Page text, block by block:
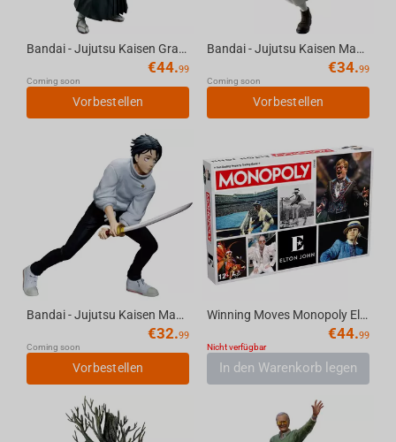
Bandai - Jujutsu Kaisen Grandista- Zenin Naoya Figure
€44.99
Coming soon
Vorbestellen
Bandai - Jujutsu Kaisen Maximatic- Choso
€34.99
Coming soon
Vorbestellen
Bandai - Jujutsu Kaisen Maximatic -Yuta Okkotsu Culling Game version
€32.99
Coming soon
Vorbestellen
Winning Moves Monopoly Elton John English
€44.99
Nicht verfügbar
In den Warenkorb legen